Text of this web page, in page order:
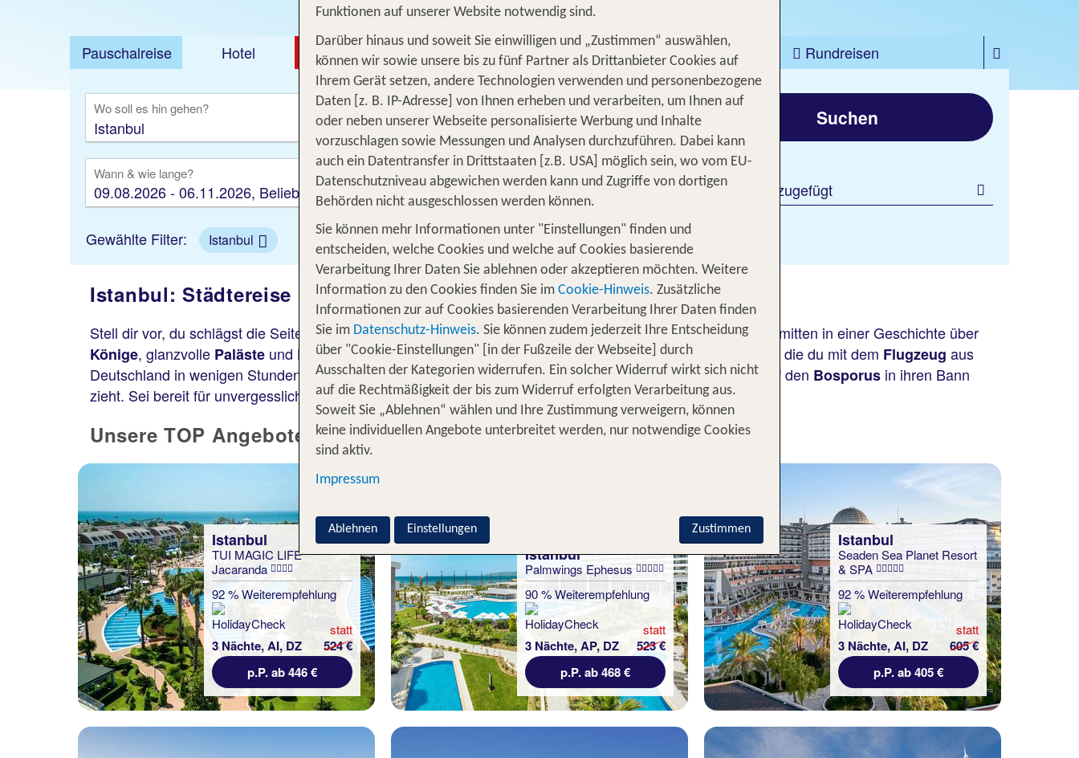
Pauschalreise Hotel DEALS Flug Ferienhaus Mietwagen Kreuzfahrten
Rundreisen
Ausflüge
Camper Privattransfer Zusatzleistungen
Wo soll es hin gehen?
Flug hinzufügen
Wann & wie lange?
09.08.2026 - 06.11.2026, Beliebig
Wer reist mit?
2 Erwachsene
Suchen
1 Filter hinzugefügt
Gewählte Filter: Istanbul
Istanbul: Städtereise in die Metropole zwischen Orient und Okzident
Stell dir vor, du schlägst die Seiten einesorientalischen Märchenbuchsauf – und plötzlich findest du dich mitten in einer Geschichte über
Könige, glanzvolle Paläste und Basare. Genau so fühlt sich eine Städtereise nach Istanbul an – eine Stadt, die du mit dem Flugzeug aus
Deutschland in wenigen Stunden erreichst und die dich mit jeder Gasse, jedem Minarett und jedem Blick auf den Bosporus in ihren Bann
zieht. Sei bereit für unvergessliche Erlebnisse!
Unsere TOP Angebote für 3 Nächte in Istanbul inkl. Flug
Istanbul
TUI MAGIC LIFE
Jacaranda
92 % Weiterempfehlung
3 Nächte, AI, DZ
statt
524 €
p.P. ab 446 €
Istanbul
Palmwings Ephesus
90 % Weiterempfehlung
3 Nächte, AP, DZ
statt
523 €
p.P. ab 468 €
Istanbul
Seaden Sea Planet Resort
& SPA
92 % Weiterempfehlung
3 Nächte, AI, DZ
statt
605 €
p.P. ab 405 €
Funktionen auf unserer Website notwendig sind.
Darüber hinaus und soweit Sie einwilligen und „Zustimmen“ auswählen,
können wir sowie unsere bis zu fünf Partner als Drittanbieter Cookies auf
Ihrem Gerät setzen, andere Technologien verwenden und personenbezogene
Daten [z. B. IP-Adresse] von Ihnen erheben und verarbeiten, um Ihnen auf
oder neben unserer Webseite personalisierte Werbung und Inhalte
vorzuschlagen sowie Messungen und Analysen durchzuführen. Dabei kann
auch ein Datentransfer in Drittstaaten [z.B. USA] möglich sein, wo vom EU-
Datenschutzniveau abgewichen werden kann und Zugriffe von dortigen
Behörden nicht ausgeschlossen werden können.
Sie können mehr Informationen unter "Einstellungen" finden und
entscheiden, welche Cookies und welche auf Cookies basierende
Verarbeitung Ihrer Daten Sie ablehnen oder akzeptieren möchten. Weitere
Information zu den Cookies finden Sie im Cookie-Hinweis. Zusätzliche
Informationen zur auf Cookies basierenden Verarbeitung Ihrer Daten finden
Sie im Datenschutz-Hinweis. Sie können zudem jederzeit Ihre Entscheidung
über "Cookie-Einstellungen" [in der Fußzeile der Webseite] durch
Ausschalten der Kategorien widerrufen. Ein solcher Widerruf wirkt sich nicht
auf die Rechtmäßigkeit der bis zum Widerruf erfolgten Verarbeitung aus.
Soweit Sie „Ablehnen“ wählen und Ihre Zustimmung verweigern, können
keine individuellen Angebote unterbreitet werden, nur notwendige Cookies
sind aktiv.
Impressum
Zustimmen
Ablehnen Einstellungen